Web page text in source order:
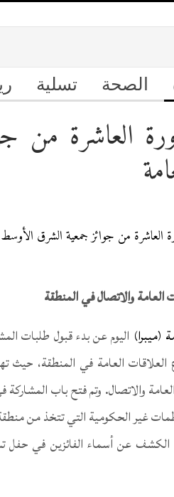
الصحة تسلية
العاشرة من
العامة والاتصال في المنطقة
(ميبرا)
العلاقات العامة في المنطقة،
والاتصال. وتم فتح باب المشاركة
غير الحكومية التي تتخذ من منطقة